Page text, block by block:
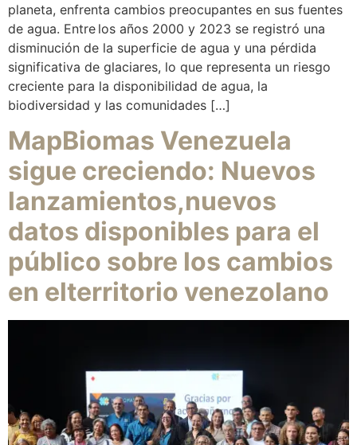
planeta, enfrenta cambios preocupantes en sus fuentes
de agua. Entre los años 2000 y 2023 se registró una
disminución de la superficie de agua y una pérdida
significativa de glaciares, lo que representa un riesgo
creciente para la disponibilidad de agua, la
biodiversidad y las comunidades […]
MapBiomas Venezuela
sigue creciendo: Nuevos
lanzamientos,nuevos
datos disponibles para el
público sobre los cambios
en elterritorio venezolano